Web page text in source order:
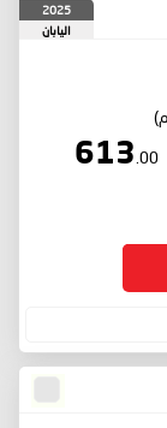
2025
اليابان
613
.00